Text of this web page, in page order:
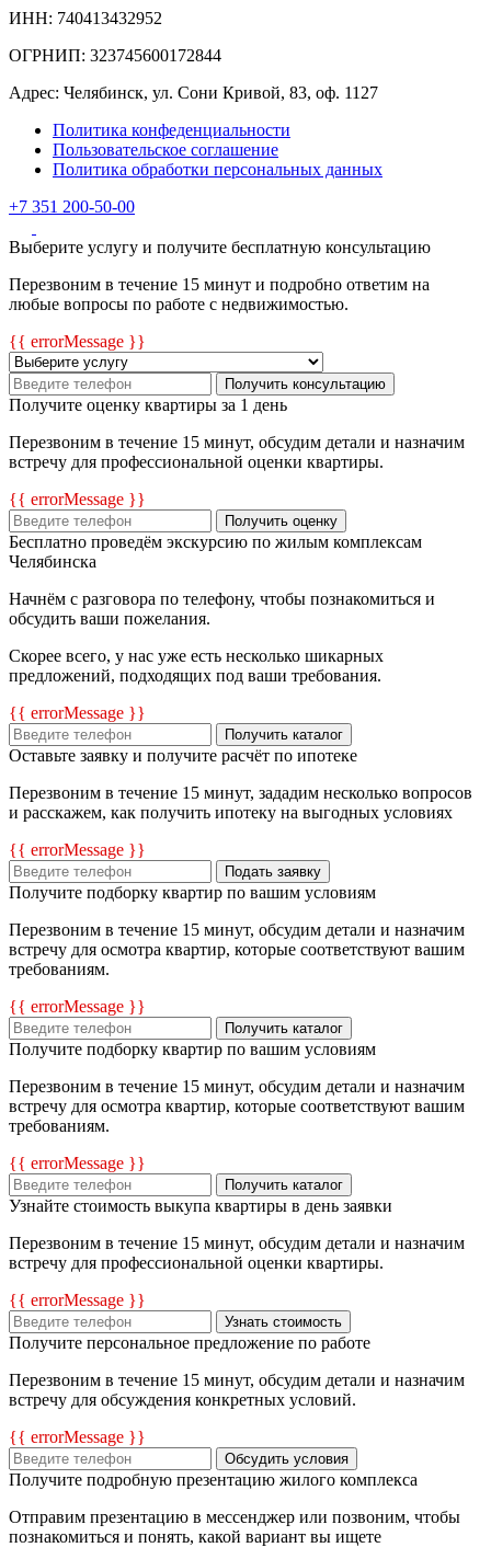
ИНН: 740413432952
ОГРНИП: 323745600172844
Адрес: Челябинск, ул. Сони Кривой, 83, оф. 1127
Политика конфеденциальности
Пользовательское соглашение
Политика обработки персональных данных
+7 351 200-50-00
Выберите услугу и получите бесплатную консультацию
Перезвоним в течение 15 минут и подробно ответим на
любые вопросы по работе с недвижимостью.
{{ errorMessage }}
Получить консультацию
Получите оценку квартиры за 1 день
Перезвоним в течение 15 минут, обсудим детали и назначим
встречу для профессиональной оценки квартиры.
{{ errorMessage }}
Получить оценку
Бесплатно проведём экскурсию по жилым комплексам
Челябинска
Начнём с разговора по телефону, чтобы познакомиться и
обсудить ваши пожелания.
Скорее всего, у нас уже есть несколько шикарных
предложений, подходящих под ваши требования.
{{ errorMessage }}
Получить каталог
Оставьте заявку и получите расчёт по ипотеке
Перезвоним в течение 15 минут, зададим несколько вопросов
и расскажем, как получить ипотеку на выгодных условиях
{{ errorMessage }}
Подать заявку
Получите подборку квартир по вашим условиям
Перезвоним в течение 15 минут, обсудим детали и назначим
встречу для осмотра квартир, которые соответствуют вашим
требованиям.
{{ errorMessage }}
Получить каталог
Получите подборку квартир по вашим условиям
Перезвоним в течение 15 минут, обсудим детали и назначим
встречу для осмотра квартир, которые соответствуют вашим
требованиям.
{{ errorMessage }}
Получить каталог
Узнайте стоимость выкупа квартиры в день заявки
Перезвоним в течение 15 минут, обсудим детали и назначим
встречу для профессиональной оценки квартиры.
{{ errorMessage }}
Узнать стоимость
Получите персональное предложение по работе
Перезвоним в течение 15 минут, обсудим детали и назначим
встречу для обсуждения конкретных условий.
{{ errorMessage }}
Обсудить условия
Получите подробную презентацию жилого комплекса
Отправим презентацию в мессенджер или позвоним, чтобы
познакомиться и понять, какой вариант вы ищете